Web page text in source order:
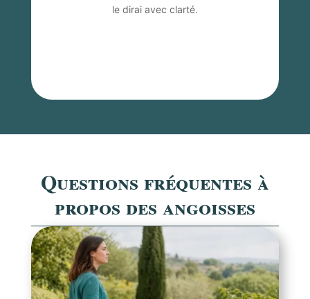
le dirai avec clarté.
Questions fréquentes à
propos des angoisses